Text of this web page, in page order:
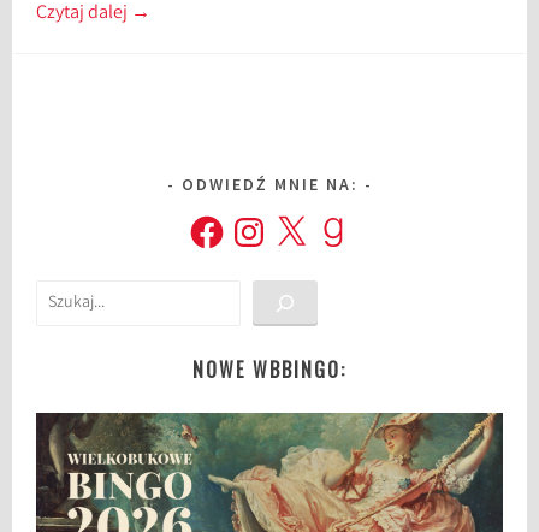
Czytaj dalej →
ODWIEDŹ MNIE NA:
FacebookInstagram
X Goodreads
Szukaj
NOWE WBBINGO: